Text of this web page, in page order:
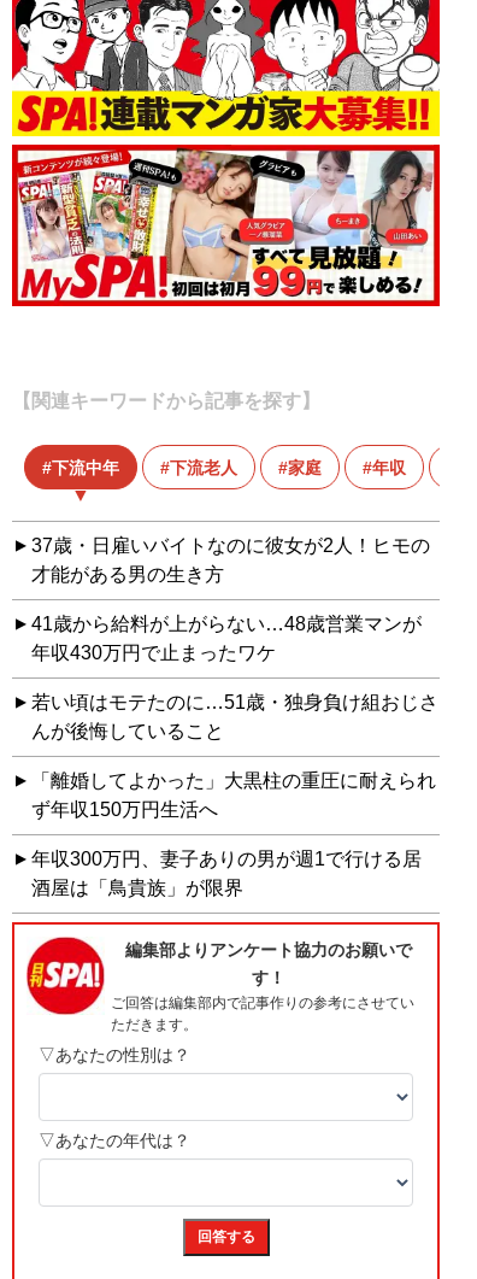
【関連キーワードから記事を探す】
下流中年 下流老人 家庭 年収
37歳・日雇いバイトなのに彼女が2人！ヒモの
才能がある男の生き方
41歳から給料が上がらない…48歳営業マンが
年収430万円で止まったワケ
若い頃はモテたのに…51歳・独身負け組おじさ
んが後悔していること
「離婚してよかった」大黒柱の重圧に耐えられ
ず年収150万円生活へ
年収300万円、妻子ありの男が週1で行ける居
酒屋は「鳥貴族」が限界